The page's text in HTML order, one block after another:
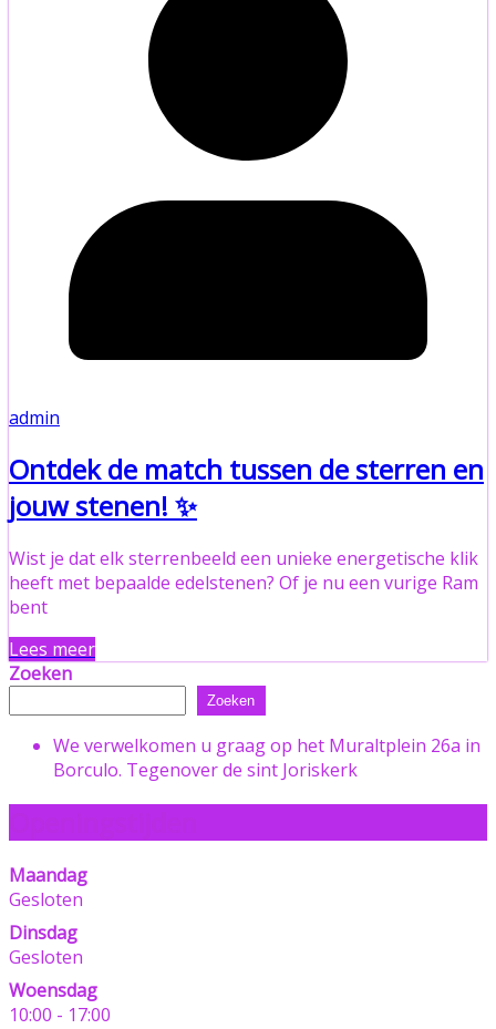
admin
Ontdek de match tussen de sterren en
jouw stenen! ✨
Wist je dat elk sterrenbeeld een unieke energetische klik
heeft met bepaalde edelstenen? Of je nu een vurige Ram
bent
Lees meer
Zoeken
Zoeken
We verwelkomen u graag op het Muraltplein 26a in
Borculo. Tegenover de sint Joriskerk
Maandag
Gesloten
Dinsdag
Gesloten
Woensdag
10:00 - 17:00